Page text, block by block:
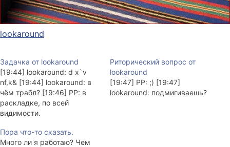
lookaround
Задачка от lookaround
[19:44] lookaround: d x`v
nf,k& [19:44] lookaround: в
чём трабл? [19:46] PP: в
раскладке, по всей
видимости.
Риторический вопрос от
lookaround
[19:47] PP: ;) [19:47]
lookaround: подмигиваешь?
Пора что-то сказать.
Много ли я работаю? Чем